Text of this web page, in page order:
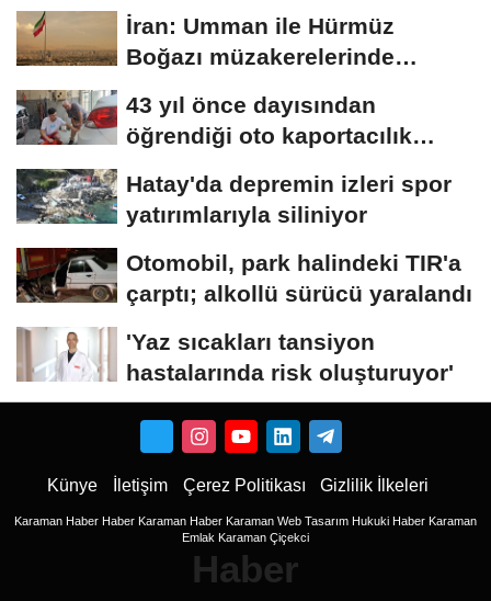
İran: Umman ile Hürmüz
Boğazı müzakerelerinde
43 yıl önce dayısından
öğrendiği oto kaportacılık
Hatay'da depremin izleri spor
yatırımlarıyla siliniyor
Otomobil, park halindeki TIR'a
çarptı; alkollü sürücü yaralandı
'Yaz sıcakları tansiyon
hastalarında risk oluşturuyor'
Künye İletişim Çerez Politikası Gizlilik İlkeleri
Karaman Haber Haber Karaman Haber Karaman Web Tasarım Hukuki Haber Karaman
Emlak Karaman Çiçekci
Haber